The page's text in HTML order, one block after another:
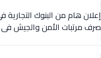
إعلان هام من البنوك
صرف مرتبات الأمن والجيش في